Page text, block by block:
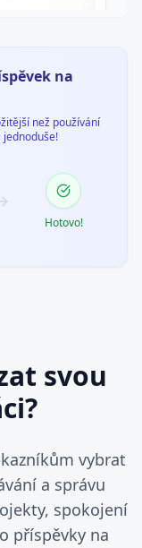
na
než používání
jednoduše!
Hotovo!
svou
vybrat
a správu
spokojení
příspěvky na